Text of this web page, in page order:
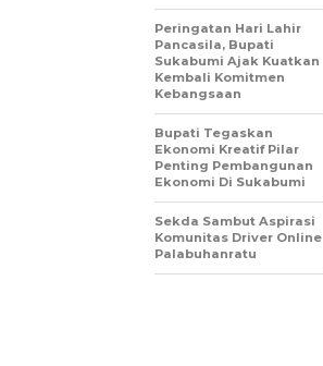
Peringatan Hari Lahir
Pancasila, Bupati
Sukabumi Ajak Kuatkan
Kembali Komitmen
Kebangsaan
Bupati Tegaskan
Ekonomi Kreatif Pilar
Penting Pembangunan
Ekonomi Di Sukabumi
Sekda Sambut Aspirasi
Komunitas Driver Online
Palabuhanratu